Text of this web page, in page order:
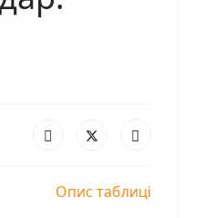
Опис таблиці